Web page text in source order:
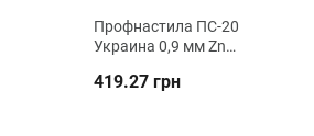
Профнастила ПС-20
Украина 0,9 мм Zn
419.27 грн